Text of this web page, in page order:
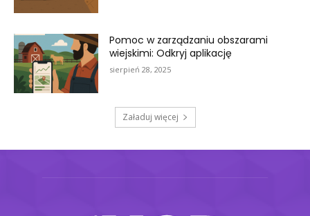
Pomoc w zarządzaniu obszarami
wiejskimi: Odkryj aplikację
sierpień 28, 2025
Załaduj więcej